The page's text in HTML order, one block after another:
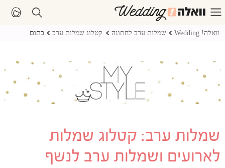
וואלה! Wedding שמלות ערב לחתונה קטלוג שמלות ערב כתום
שמלות ערב: קטלוג שמלות
לארועים ושמלות ערב לנשף